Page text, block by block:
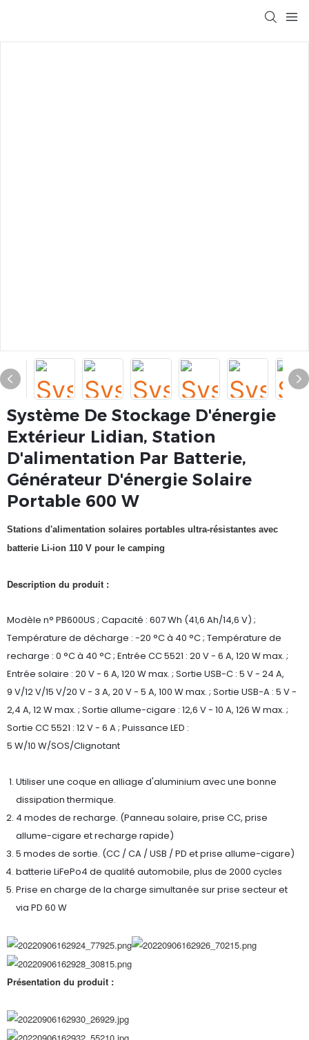
Système De Stockage D'énergie
Extérieur Lidian, Station
D'alimentation Par Batterie,
Générateur D'énergie Solaire
Portable 600 W
Stations d'alimentation solaires portables ultra-résistantes avec
batterie Li-ion 110 V pour le camping
Description du produit :
Modèle n° PB600US ; Capacité : 607 Wh (41,6 Ah/14,6 V) ;
Température de décharge : -20 °C à 40 °C ; Température de
recharge : 0 °C à 40 °C ; Entrée CC 5521 : 20 V - 6 A, 120 W max. ;
Entrée solaire : 20 V - 6 A, 120 W max. ; Sortie USB-C : 5 V - 24 A,
9 V/12 V/15 V/20 V - 3 A, 20 V - 5 A, 100 W max. ; Sortie USB-A : 5 V -
2,4 A, 12 W max. ; Sortie allume-cigare : 12,6 V - 10 A, 126 W max. ;
Sortie CC 5521 : 12 V - 6 A ; Puissance LED :
5 W/10 W/SOS/Clignotant
Utiliser une coque en alliage d'aluminium avec une bonne
dissipation thermique.
4 modes de recharge. (Panneau solaire, prise CC, prise
allume-cigare et recharge rapide)
5 modes de sortie. (CC / CA / USB / PD et prise allume-cigare)
batterie LiFePo4 de qualité automobile, plus de 2000 cycles
Prise en charge de la charge simultanée sur prise secteur et
via PD 60 W
Présentation du produit :